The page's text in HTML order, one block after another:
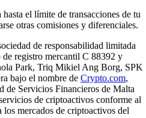
el límite de transacciones de tu
otras comisiones y diferenciales.
de responsabilidad limitada
registro mercantil C 88392 y
Park, Triq Mikiel Ang Borg, SPK
bajo el nombre de Crypto.com,
de Servicios Financieros de Malta
de criptoactivos conforme al
mercados de criptoactivos del